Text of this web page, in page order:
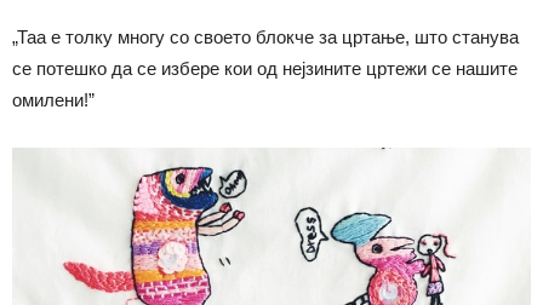
„Таа е толку многу со своето блокче за цртање, што станува
се потешко да се избере кои од нејзините цртежи се нашите
омилени!”